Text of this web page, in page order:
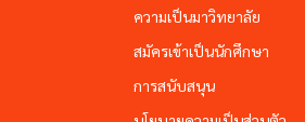
ความเป็นมาวิทยาลัย
สมัครเข้าเป็นนักศึกษา
การสนับสนุน